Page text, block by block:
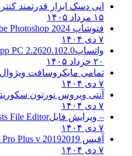
انی دسک ابزار قدرتمند
۱۵ مرداد ۱۴۰۵
فتوشاپ CC 2025 Photoshop 2024
۷ دی ۱۴۰۴
واتساپPC 2.2620.102.0
۲۰ خرداد ۱۴۰۵
تمامی مایکروسافت ویژوال C
۷ دی ۱۴۰۴
آنتی ویروس نورتون
۷ دی ۱۴۰۴
– ویرایش فایلFile Editor+
۷ دی ۱۴۰۴
آفیس 2019 2019 Microsoft Office 2019 Pro Plus v
۷ دی ۱۴۰۴